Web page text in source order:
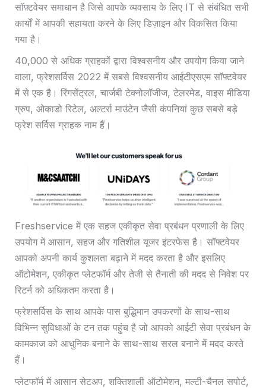
सॉफ़्टवेयर समाधान है जिसे आपके व्यवसाय के लिए IT से संबंधित सभी
कार्यों में आपकी सहायता करने के लिए डिज़ाइन और विकसित किया
गया है।
40,000 से अधिक ग्राहकों द्वारा विश्वसनीय और उपयोग किया जाने
वाला, फ्रेशसर्विस 2022 में सबसे विश्वसनीय आईटीएसएम सॉफ्टवेयर
में से एक है। रिंगसेंट्रल, चार्जबी टेक्नोलॉजीज, टेलरमेड, वाइस मीडिया
ग्रुप, ओकाडो रिटेल, अल्टर्रा माउंटेन जैसी कंपनियां कुछ सबसे बड़े
फ्रेश सर्विस ग्राहक नाम हैं।
Freshservice में एक सहज एकीकृत सेवा प्रबंधन प्रणाली के लिए
उपयोग में आसान, सहज और गतिशील यूजर इंटरफेस है। सॉफ्टवेयर
आपको अपनी कार्य कुशलता बढ़ाने में मदद करता है और इसलिए
ऑटोमेशन, एकीकृत प्लेटफॉर्म और तेजी से तैनाती की मदद से निवेश पर
रिटर्न को अधिकतम करता है।
फ्रेशसर्विस के साथ आपके पास बुद्धिमान उपकरणों के साथ-साथ
विभिन्न सुविधाओं के टन तक पहुंच है जो आपको आईटी सेवा प्रबंधन के
कामकाज को आधुनिक बनाने के साथ-साथ सरल बनाने में मदद करते
हैं।
प्लेटफॉर्म में आसान सेटअप, शक्तिशाली ऑटोमेशन, मल्टी-चैनल सपोर्ट,